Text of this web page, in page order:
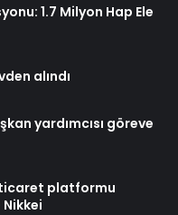
1.7 Milyon Hap Ele
alındı
yardımcısı göreve
platformu